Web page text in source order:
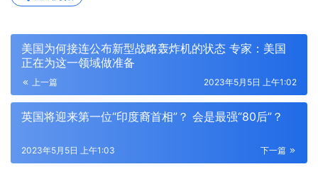
美国为何接连公布新型战略轰炸机的状态 专家：美国
正在为这一领域做准备
上一篇 2023年5月5日 上午1:02
英国将迎来第一位“印度裔首相”？ 会是最强“80后”？
下一篇
2023年5月5日 上午1:03